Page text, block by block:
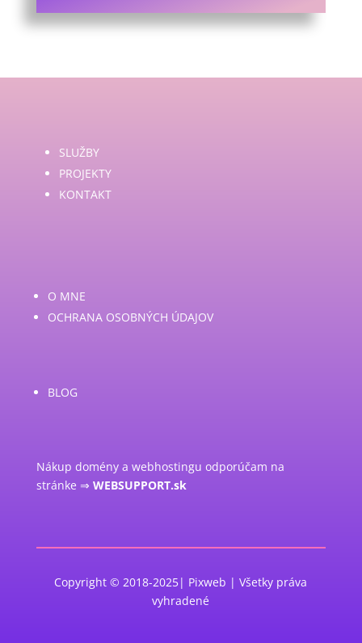
SLUŽBY
PROJEKTY
KONTAKT
O MNE
OCHRANA OSOBNÝCH ÚDAJOV
BLOG
Nákup domény a webhostingu odporúčam na
stránke ⇒ WEBSUPPORT.sk
Copyright © 2018-2025| Pixweb | Všetky práva
vyhradené